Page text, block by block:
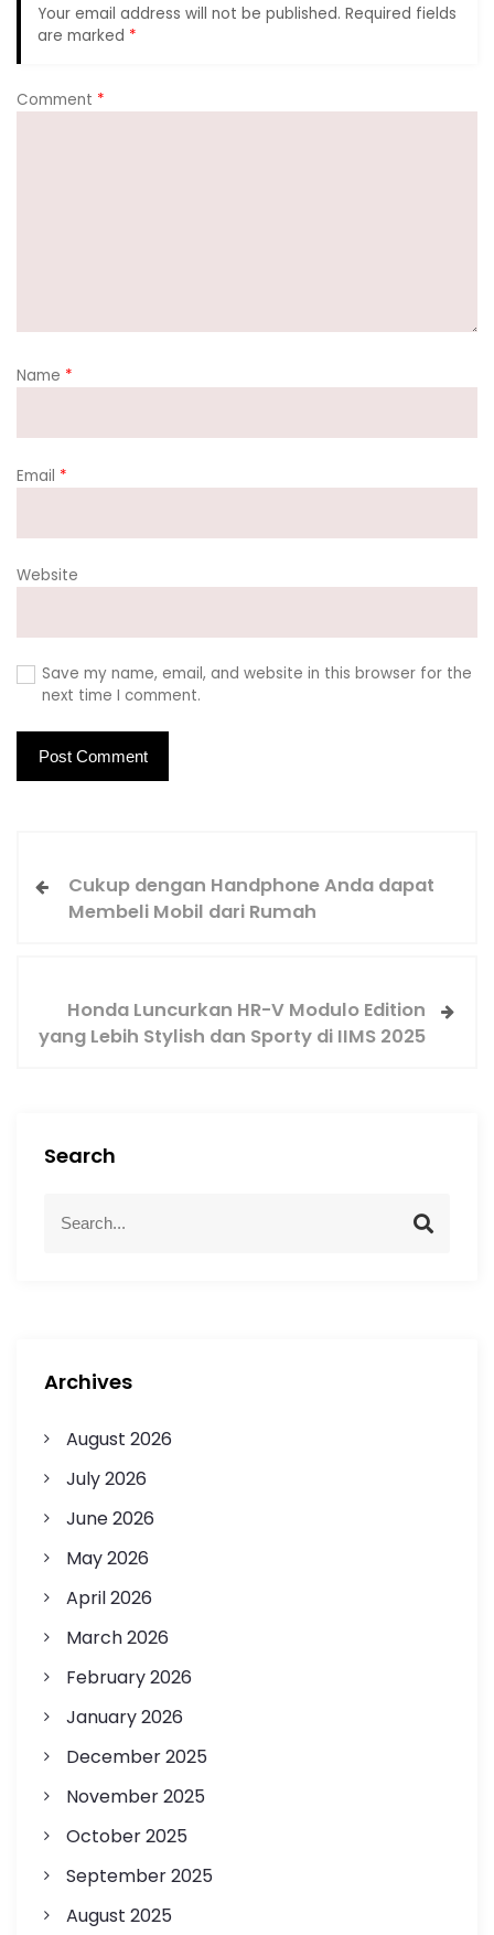
Your email address will not be published. Required fields
are marked *
Comment *
Name *
Email *
Website
Save my name, email, and website in this browser for the
next time I comment.
Cukup dengan Handphone Anda dapat
Membeli Mobil dari Rumah
Honda Luncurkan HR-V Modulo Edition
yang Lebih Stylish dan Sporty di IIMS 2025
Search
Archives
August 2026
July 2026
June 2026
May 2026
April 2026
March 2026
February 2026
January 2026
December 2025
November 2025
October 2025
September 2025
August 2025